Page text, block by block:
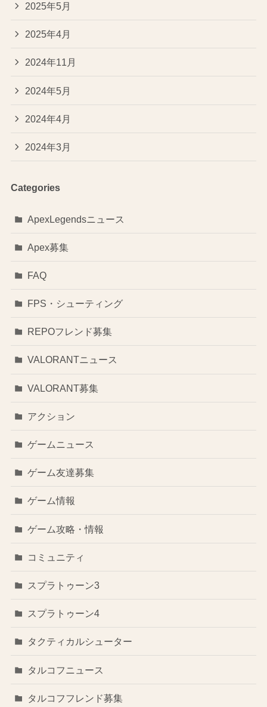
2025年5月
2025年4月
2024年11月
2024年5月
2024年4月
2024年3月
Categories
ApexLegendsニュース
Apex募集
FAQ
FPS・シューティング
REPOフレンド募集
VALORANTニュース
VALORANT募集
アクション
ゲームニュース
ゲーム友達募集
ゲーム情報
ゲーム攻略・情報
コミュニティ
スプラトゥーン3
スプラトゥーン4
タクティカルシューター
タルコフニュース
タルコフフレンド募集